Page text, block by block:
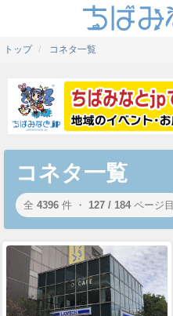
トップ コネタ一覧
コネタ一覧
全 4396 件 ・ 127 / 184 ページ目